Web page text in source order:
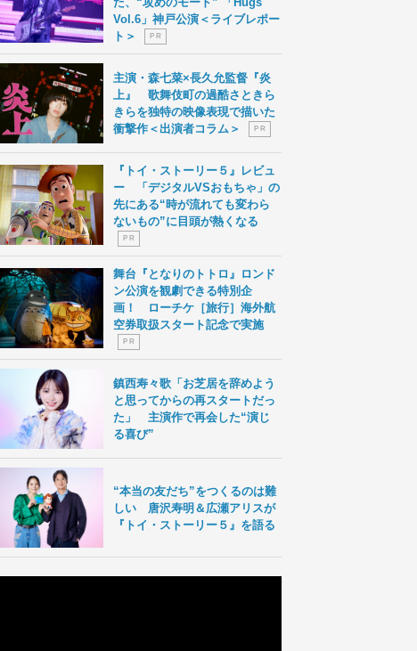
Vol.6」神戸公演＜ライブレポー
ト＞
P R
主演・森七菜×長久允監督『炎
上』 歌舞伎町の過酷さときら
きらを独特の映像表現で描いた
衝撃作＜出演者コラム＞
P R
『トイ・ストーリー５』レビュ
ー 「デジタルVSおもちゃ」の
先にある“時が流れても変わら
ないもの”に目頭が熱くなる
P R
舞台『となりのトトロ』ロンド
ン公演を観劇できる特別企
画！ ローチケ［旅行］海外航
空券取扱スタート記念で実施
P R
鎮西寿々歌「お芝居を辞めよう
と思ってからの再スタートだっ
た」 主演作で再会した“演じ
る喜び”
“本当の友だち”をつくるのは難
しい 唐沢寿明＆広瀬アリスが
『トイ・ストーリー５』を語る